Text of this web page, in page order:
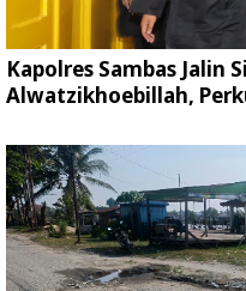
Kapolres Sambas Jalin
Alwatzikhoebillah,